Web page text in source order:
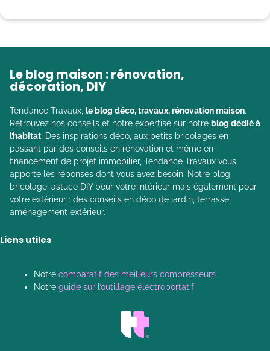
Le blog maison : rénovation,
décoration, DIY
Tendance Travaux, le blog déco, travaux, rénovation maison.
Retrouvez nos conseils et notre expertise sur notre blog dédié à
l’habitat. Des inspirations déco, aux petits bricolages en
passant par des conseils en rénovation et même en
financement de projet immobilier, Tendance Travaux vous
apporte les réponses dont vous avez besoin. Notre blog
bricolage, astuce DIY pour votre intérieur mais également pour
votre extérieur : des conseils en déco de jardin, terrasse,
aménagement extérieur.
Liens utiles
Notre comparatif des meilleurs compresseurs
Notre guide sur l’outillage électroportatif